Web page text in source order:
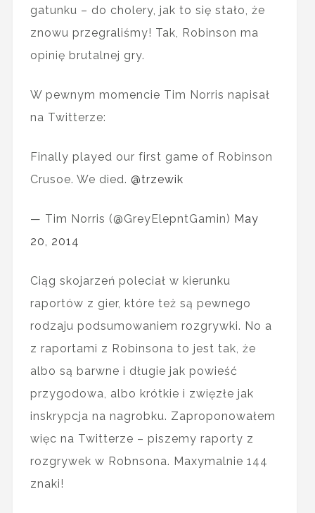
gatunku – do cholery, jak to się stało, że
znowu przegraliśmy! Tak, Robinson ma
opinię brutalnej gry.
W pewnym momencie Tim Norris napisał
na Twitterze:
Finally played our first game of Robinson
Crusoe. We died. @trzewik
— Tim Norris (@GreyElepntGamin) May
20, 2014
Ciąg skojarzeń poleciał w kierunku
raportów z gier, które też są pewnego
rodzaju podsumowaniem rozgrywki. No a
z raportami z Robinsona to jest tak, że
albo są barwne i długie jak powieść
przygodowa, albo krótkie i zwięzłe jak
inskrypcja na nagrobku. Zaproponowałem
więc na Twitterze – piszemy raporty z
rozgrywek w Robnsona. Maxymalnie 144
znaki!